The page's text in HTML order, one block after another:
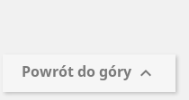
Powrót do góry 